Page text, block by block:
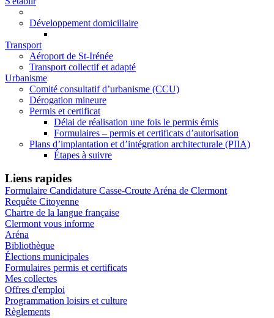
Développement domiciliaire
Transport
Aéroport de St-Irénée
Transport collectif et adapté
Urbanisme
Comité consultatif d’urbanisme (CCU)
Dérogation mineure
Permis et certificat
Délai de réalisation une fois le permis émis
Formulaires – permis et certificats d’autorisation
Plans d’implantation et d’intégration architecturale (PIIA)
Étapes à suivre
Liens rapides
Formulaire Candidature Casse-Croute Aréna de Clermont
Requête Citoyenne
Chartre de la langue française
Clermont vous informe
Aréna
Bibliothèque
Élections municipales
Formulaires permis et certificats
Mes collectes
Offres d'emploi
Programmation loisirs et culture
Règlements